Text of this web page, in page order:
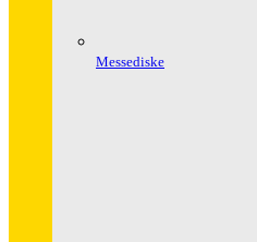
Messediske